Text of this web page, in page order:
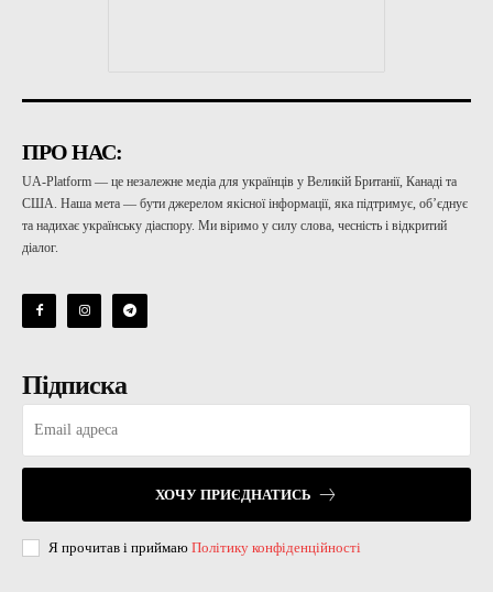
ПРО НАС:
UA-Platform — це незалежне медіа для українців у Великій Британії, Канаді та
США. Наша мета — бути джерелом якісної інформації, яка підтримує, об’єднує
та надихає українську діаспору. Ми віримо у силу слова, чесність і відкритий
діалог.
Підписка
ХОЧУ ПРИЄДНАТИСЬ
Я прочитав і приймаю Політику конфіденційності